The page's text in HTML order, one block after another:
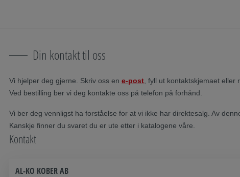
Din kontakt til oss
Vi hjelper deg gjerne. Skriv oss en e-post , fyll ut kontaktskjemaet
Ved bestilling ber vi deg kontakte oss på telefon på forhånd.
Vi ber deg vennligst ha forståelse for at vi ikke har direktesalg. Av
Kanskje finner du svaret du er ute etter i katalogene våre.
Kontakt
AL-KO KOBER AB